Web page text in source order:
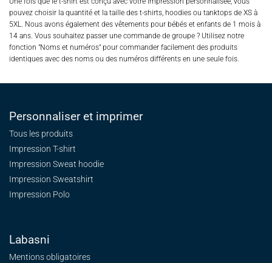
pouvez choisir la quantité et la taille des t-shirts, hoodies ou tanktops de XS à
5XL. Nous avons également des vêtements pour bébés et enfants de 1 mois à
14 ans. Vous souhaitez passer une commande de groupe ? Utilisez notre
fonction "Noms et numéros" pour commander facilement des produits
identiques avec des noms ou des numéros différents en une seule fois.
Personnaliser et imprimer
Tous les produits
Impression T-shirt
Impression Sweat hoodie
Impression Sweatshirt
Impression Polo
Labasni
Mentions obligatoires